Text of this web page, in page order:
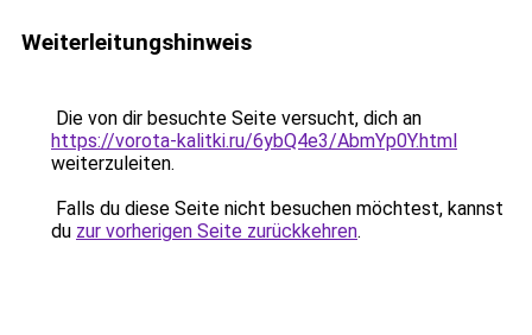
Weiterleitungshinweis
Die von dir besuchte Seite versucht, dich an
https://vorota-kalitki.ru/6ybQ4e3/AbmYp0Y.html
weiterzuleiten.
Falls du diese Seite nicht besuchen möchtest, kannst
du zur vorherigen Seite zurückkehren.